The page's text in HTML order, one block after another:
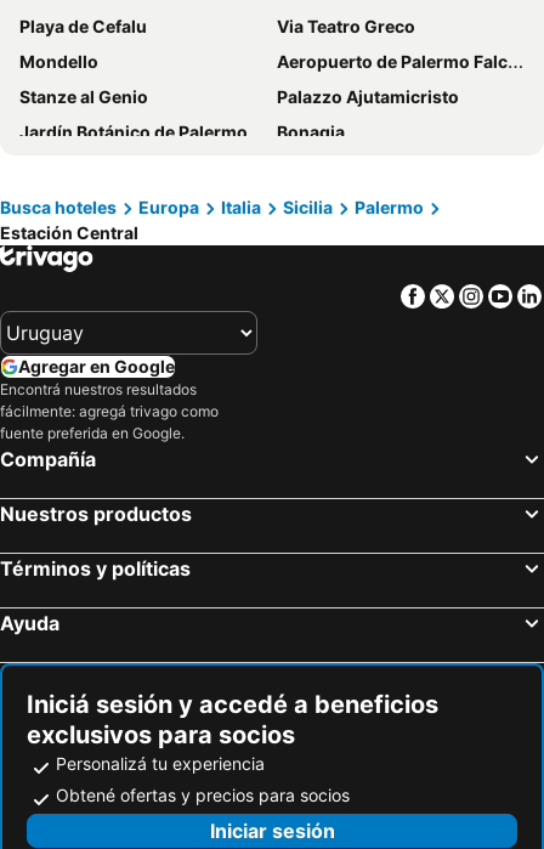
La Serenissima Hotel
Hotel del Centro
Hotel Crisol Europa
Best Western Ai Cavalieri Hotel
Ballarò Hotel
Hotel Vecchio Borgo
BB 10 Serpotta - Palazzo Riolo & Restaurant
Colors B&B
Playa de Cefalu
Via Teatro Greco
Mondello
Aeropuerto de Palermo Falcone y Borsellino
Stanze al Genio
Palazzo Ajutamicristo
Jardín Botánico de Palermo
Bonagia
San Cataldo
Villa Giulia
Fuente Pretoria
Palermo's Historical Centre
La Loggia
Mercado de La Vucciria
Iglesia del Santísimo Salvador
Plaza de la Kalsa
San Leone Rapisardi
Spiaggia di Capaci
Iglesia de San José
Lido Fiori
Mazzaforno
Vulcano Acque Termali
Busca hoteles Europa Italia Sicilia
Palermo
Estación Central
Facebook
Twitter
Agregar en Google
Encontrá nuestros resultados
fácilmente: agregá trivago como
fuente preferida en Google.
Compañía
Nuestros productos
Términos y políticas
Ayuda
Iniciá sesión y accedé a beneficios
exclusivos para socios
Personalizá tu experiencia
Obtené ofertas y precios para socios
Iniciar sesión